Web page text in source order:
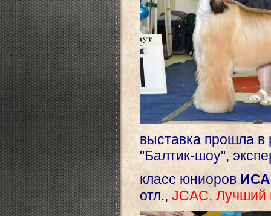
выставка прошла в
"Балтик-шоу",
класс юниоров
отл., JCAC, Лучший